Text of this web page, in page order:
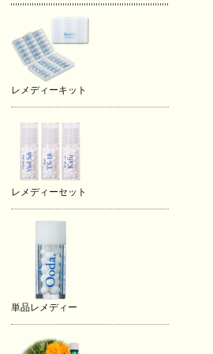
レメディーキット
レメディーセット
単品レメディー